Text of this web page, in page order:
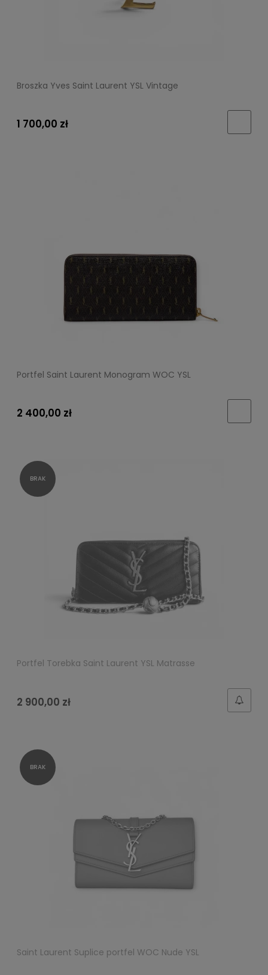
Broszka Yves Saint Laurent YSL Vintage
1 700,00 zł
Portfel Saint Laurent Monogram WOC YSL
2 400,00 zł
Portfel Torebka Saint Laurent YSL Matrasse
2 900,00 zł
Saint Laurent Suplice portfel WOC Nude YSL